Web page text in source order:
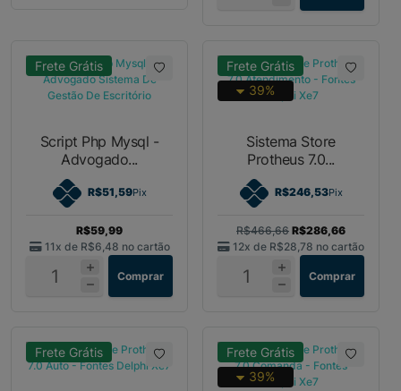
Frete Grátis
Script Php Mysql -
Advogado...
R$51,59Pix
R$59,99
11x de R$6,48 no cartão
Comprar
Frete Grátis
39%
Sistema Store
Protheus 7.0...
R$246,53Pix
R$466,66 R$286,66
12x de R$28,78 no cartão
Comprar
Frete Grátis
Frete Grátis
39%